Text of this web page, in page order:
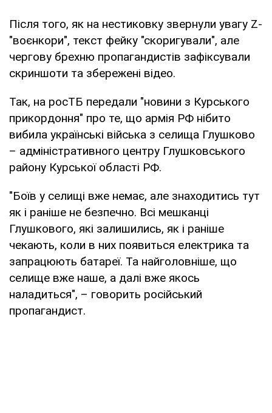
Після того, як на нестиковку звернули увагу Z-
"воєнкори", текст фейку "скоригували", але
чергову брехню пропагандистів зафіксували
скриншоти та збережені відео.
Так, на росТБ передали "новини з Курського
прикордоння" про те, що армія РФ нібито
вибила українські війська з селища Глушково
– адміністративного центру Глушковського
району Курської області РФ.
"Боїв у селищі вже немає, але знаходитись тут
як і раніше не безпечно. Всі мешканці
Глушкового, які залишились, як і раніше
чекають, коли в них появиться електрика та
запрацюють батареї. Та найголовніше, що
селище вже наше, а далі вже якось
наладиться", – говорить російський
пропагандист.